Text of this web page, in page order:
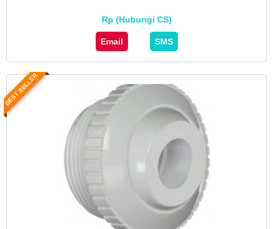
Rp (Hubungi CS)
Email SMS
BEST SELLER